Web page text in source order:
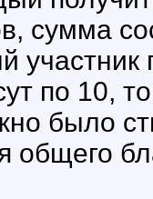
сумма
участник
по 10,
было
общего